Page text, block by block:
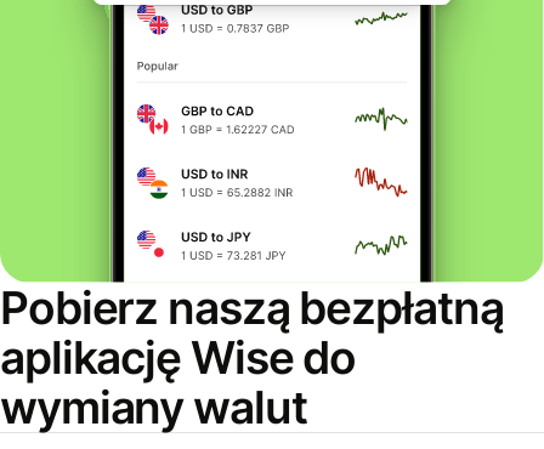
Pobierz naszą bezpłatną
aplikację Wise do
wymiany walut